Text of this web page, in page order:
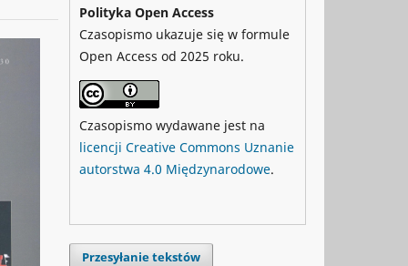
Polityka Open Access
Czasopismo ukazuje się w formule
Open Access od 2025 roku.
Czasopismo wydawane jest na
licencji Creative Commons Uznanie
autorstwa 4.0 Międzynarodowe.
Przesyłanie tekstów